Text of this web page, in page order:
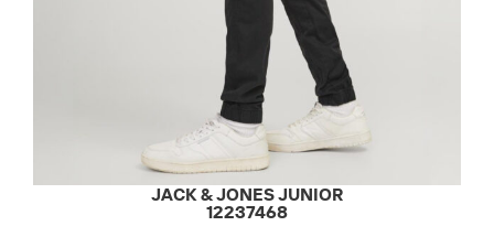
JACK & JONES JUNIOR
12237468